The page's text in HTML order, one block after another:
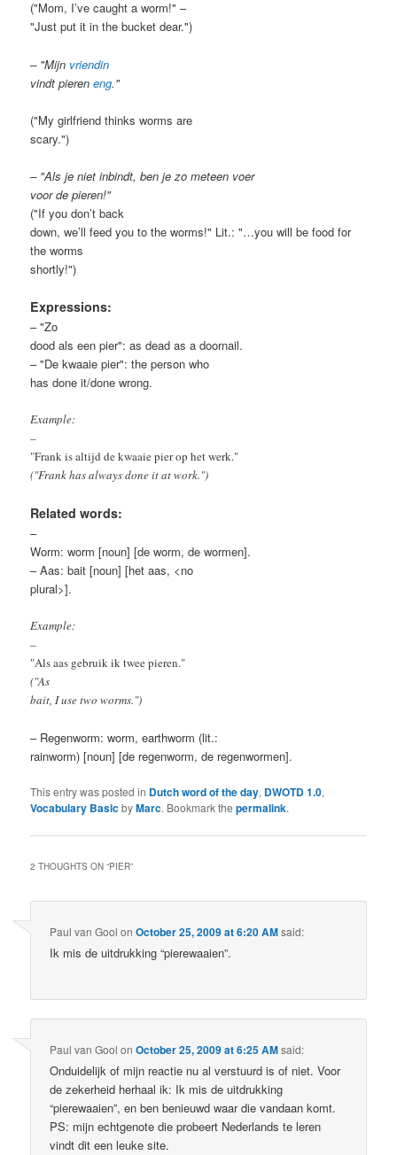
("Mom, I’ve caught a worm!" –
"Just put it in the bucket dear.")
– "Mijn vriendin
vindt piereneng."
("My girlfriend thinks worms are
scary.")
– "Als je niet inbindt, ben je zo meteen voer
voor de pieren!"
("If you don’t back
down, we’ll feed you to the worms!" Lit.: "…you will be food for
the worms
shortly!")
Expressions:
– "Zo
dood als een pier": as dead as a doornail.
– "De kwaaie pier": the person who
has done it/done wrong.
Example:
–
"Frank is altijd de kwaaie pier op het werk."
("Frank has always done it at work.")
Related words:
–
Worm: worm [noun] [de worm, de wormen].
– Aas: bait [noun] [het aas, <no
plural>].
Example:
–
"Als aas gebruik ik twee pieren."
("As
bait, I use two worms.")
– Regenworm: worm, earthworm (lit.:
rainworm) [noun] [de regenworm, de regenwormen].
This entry was posted in Dutch word of the day, DWOTD 1.0,
Vocabulary BasicbyMarc. Bookmark thepermalink.
2 THOUGHTS ON “PIER”
Paul van Gool onOctober 25, 2009 at 6:20 AMsaid:
Ik mis de uitdrukking “pierewaaien”.
Paul van Gool onOctober 25, 2009 at 6:25 AMsaid:
Onduidelijk of mijn reactie nu al verstuurd is of niet. Voor
de zekerheid herhaal ik: Ik mis de uitdrukking
“pierewaaien”, en ben benieuwd waar die vandaan komt.
PS: mijn echtgenote die probeert Nederlands te leren
vindt dit een leuke site.